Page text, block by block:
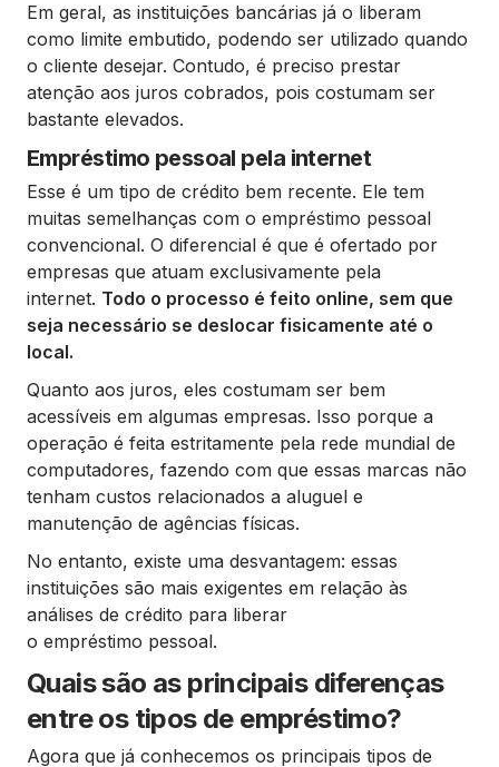
Em geral, as instituições bancárias já o liberam
como limite embutido, podendo ser utilizado quando
o cliente desejar. Contudo, é preciso prestar
atenção aos juros cobrados, pois costumam ser
bastante elevados.
Empréstimo pessoal pela internet
Esse é um tipo de crédito bem recente. Ele tem
muitas semelhanças com o empréstimo pessoal
convencional. O diferencial é que é ofertado por
empresas que atuam exclusivamente pela
internet. Todo o processo é feito online, sem que
seja necessário se deslocar fisicamente até o
local.
Quanto aos juros, eles costumam ser bem
acessíveis em algumas empresas. Isso porque a
operação é feita estritamente pela rede mundial de
computadores, fazendo com que essas marcas não
tenham custos relacionados a aluguel e
manutenção de agências físicas.
No entanto, existe uma desvantagem: essas
instituições são mais exigentes em relação às
análises de crédito para liberar
o empréstimo pessoal.
Quais são as principais diferenças
entre os tipos de empréstimo?
Agora que já conhecemos os principais tipos de